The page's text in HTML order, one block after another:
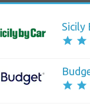
Sicily
star star
star star